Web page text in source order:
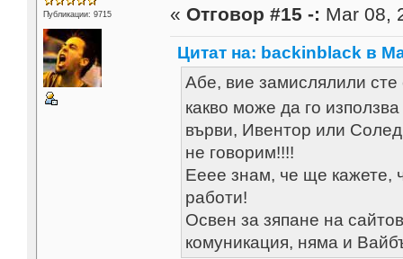
Публикации: 9715 « Отговор #15 -: Mar 08,
Цитат на: backinblack в
Абе, вие замислялили сте
какво може да го
върви, Ивентор или
не говорим!!!!
Ееее знам, че ще кажете,
работи!
Освен за зяпане на
комуникация, няма и